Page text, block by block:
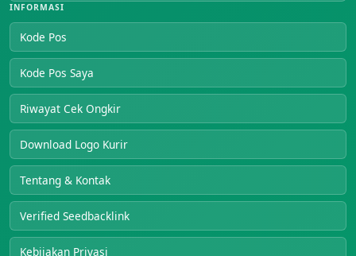
INFORMASI
Kode Pos
Kode Pos Saya
Riwayat Cek Ongkir
Download Logo Kurir
Tentang & Kontak
Verified Seedbacklink
Kebijakan Privasi